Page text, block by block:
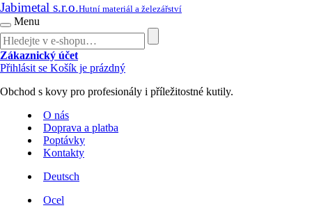
Jabimetal s.r.o.Hutní materiál a železářství
Menu
Zákaznický účet
Přihlásit se Košík je prázdný
Obchod s kovy pro profesionály i příležitostné kutily.
O nás
Doprava a platba
Poptávky
Kontakty
Deutsch
Ocel